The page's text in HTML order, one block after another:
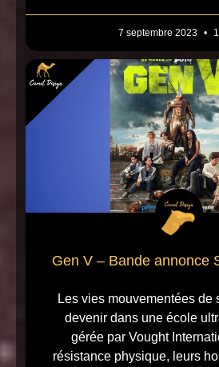
7 septembre 2023
Gen V – Bande annonce
Les vies mouvementées de
devenir dans une école
gérée par Vought
résistance physique, leurs